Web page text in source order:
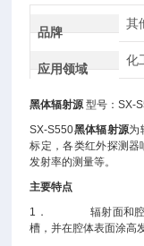
品牌
其
应用领域
化
黑体辐射源型号：SX-
SX-S550黑体辐射源为
标定，各类红外探测
发射率的测量等。
主要特点
1． 辐射面和腔体由
槽，并在腔体表面涂高